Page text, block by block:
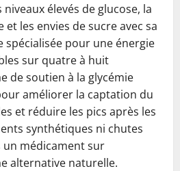
élevés de glucose, la
et les envies de sucre avec sa
pour une énergie
sur quatre à huit
de soutien à la glycémie
améliorer la captation du
et réduire les pics après les
synthétiques ni chutes
un médicament sur
alternative naturelle.